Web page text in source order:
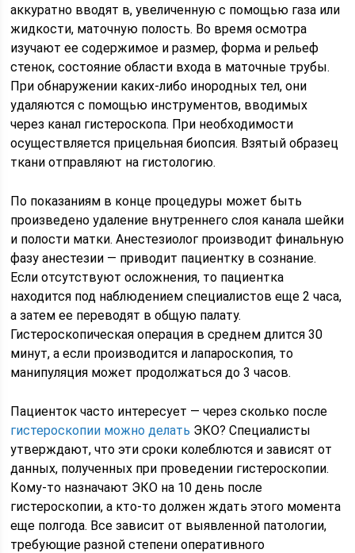
аккуратно вводят в, увеличенную с помощью газа или
жидкости, маточную полость. Во время осмотра
изучают ее содержимое и размер, форма и рельеф
стенок, состояние области входа в маточные трубы.
При обнаружении каких-либо инородных тел, они
удаляются с помощью инструментов, вводимых
через канал гистероскопа. При необходимости
осуществляется прицельная биопсия. Взятый образец
ткани отправляют на гистологию.
По показаниям в конце процедуры может быть
произведено удаление внутреннего слоя канала шейки
и полости матки. Анестезиолог производит финальную
фазу анестезии — приводит пациентку в сознание.
Если отсутствуют осложнения, то пациентка
находится под наблюдением специалистов еще 2 часа,
а затем ее переводят в общую палату.
Гистероскопическая операция в среднем длится 30
минут, а если производится и лапароскопия, то
манипуляция может продолжаться до 3 часов.
Пациенток часто интересует — через сколько после
гистероскопии можно делать ЭКО? Специалисты
утверждают, что эти сроки колеблются и зависят от
данных, полученных при проведении гистероскопии.
Кому-то назначают ЭКО на 10 день после
гистероскопии, а кто-то должен ждать этого момента
еще полгода. Все зависит от выявленной патологии,
требующие разной степени оперативного